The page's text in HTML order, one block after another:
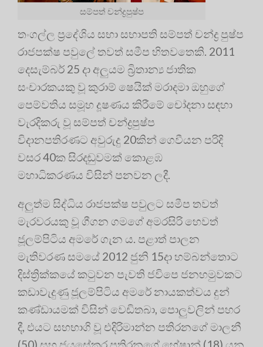
සම්පත් චන්ද්‍රපුෂ්ප
තංගල්ල ප්‍රදේශිය සභා සභාපති සම්පත් චන්ද්‍ර පුෂ්ප
රාජපක්ෂ පවුලේ තවත් සමීප හිතවතෙකි. 2011
දෙසැම්බර් 25 දා අලුයම බ්‍රිතාන්‍ය ජාතික
සංචාරකයකු වූ කුරාම් ෂෙයික් මරාදමා ඔහුගේ
පෙම්වතිය සමූහ දූෂණය කිරීමේ චෝදනා සඳහා
වැරදිකරු වූ සම්පත් චන්ද්‍රපුෂ්ප
විදානපතිරණට අවුරුදු 20කින් ගෙවීයන පරිදි
වසර 40ක සිරදඬුවමක් කොළඹ
මහාධිකරණය විසින් පනවන ලදී.
අලුත්ම සිද්ධිය රාජපක්ෂ පවුලට සමීප තවත්
මැරවරයකු වූ ගීගන ගමගේ අමරසිරි හෙවත්
ජූලම්පිටිය අමරේ ගැන ය. පළාත් පාලන
මැතිවරණ සමයේ 2012 ජුනි 15දා හම්බන්තොට
දිස්ත්‍රික්කයේ කටුවන පැවති ජවිපෙ ජනහමුවකට
කඩාවැදුණු ජූලම්පිටිය අමරේ නායකත්වය දුන්
කණ්ඩායමක් විසින් වෙඩිතබා, පොලුවලින් පහර
දී, එයට සහභාගි වූ එදිරිමාන්න පතිරනගේ මාලනී